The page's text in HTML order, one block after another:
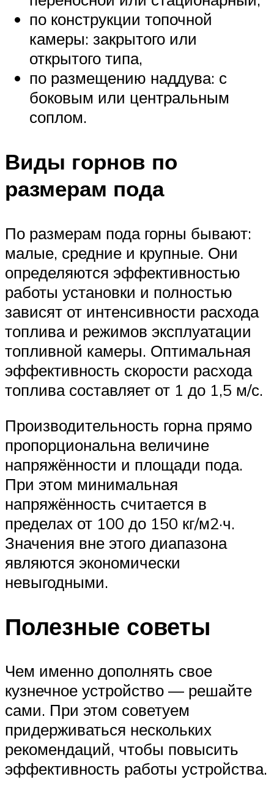
по конструкции топочной
камеры: закрытого или
открытого типа,
по размещению наддува: с
боковым или центральным
соплом.
Виды горнов по
размерам пода
По размерам пода горны бывают:
малые, средние и крупные. Они
определяются эффективностью
работы установки и полностью
зависят от интенсивности расхода
топлива и режимов эксплуатации
топливной камеры. Оптимальная
эффективность скорости расхода
топлива составляет от 1 до 1,5 м/с.
Производительность горна прямо
пропорциональна величине
напряжённости и площади пода.
При этом минимальная
напряжённость считается в
пределах от 100 до 150 кг/м2·ч.
Значения вне этого диапазона
являются экономически
невыгодными.
Полезные советы
Чем именно дополнять свое
кузнечное устройство — решайте
сами. При этом советуем
придерживаться нескольких
рекомендаций, чтобы повысить
эффективность работы устройства.